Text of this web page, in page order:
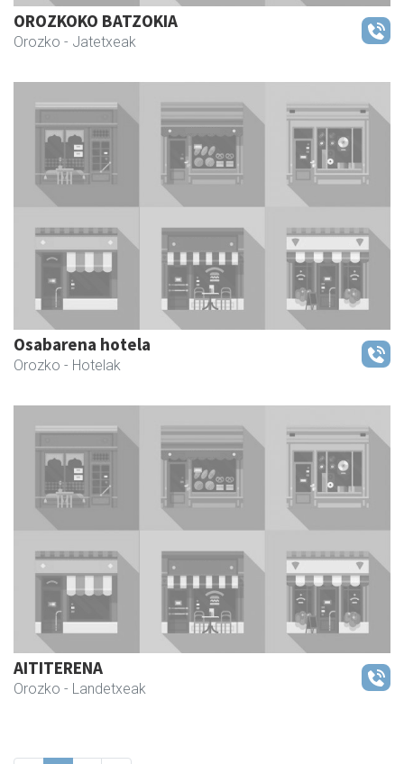
OROZKOKO BATZOKIA
Orozko - Jatetxeak
Osabarena hotela
Orozko - Hotelak
AITITERENA
Orozko - Landetxeak